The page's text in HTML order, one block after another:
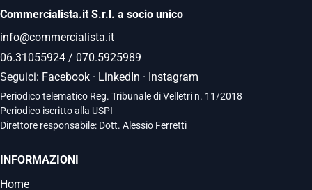
Commercialista.it S.r.l. a socio unico
info@commercialista.it
06.31055924 / 070.5925989
Seguici: Facebook · LinkedIn · Instagram
Periodico telematico Reg. Tribunale di Velletri n. 11/2018
Periodico iscritto alla USPI
Direttore responsabile: Dott. Alessio Ferretti
INFORMAZIONI
Home